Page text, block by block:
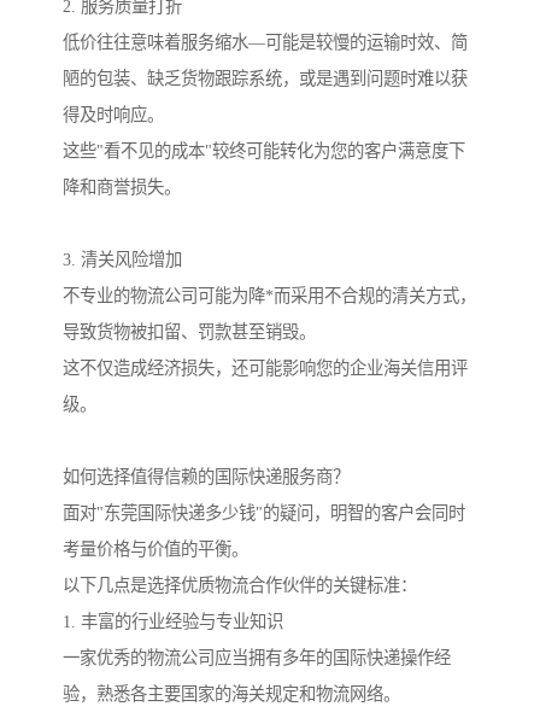
2. 服务质量打折
低价往往意味着服务缩水—可能是较慢的运输时效、简
陋的包装、缺乏货物跟踪系统，或是遇到问题时难以获
得及时响应。
这些"看不见的成本"较终可能转化为您的客户满意度下
降和商誉损失。
3. 清关风险增加
不专业的物流公司可能为降*而采用不合规的清关方式，
导致货物被扣留、罚款甚至销毁。
这不仅造成经济损失，还可能影响您的企业海关信用评
级。
如何选择值得信赖的国际快递服务商？
面对"东莞国际快递多少钱"的疑问，明智的客户会同时
考量价格与价值的平衡。
以下几点是选择优质物流合作伙伴的关键标准：
1. 丰富的行业经验与专业知识
一家优秀的物流公司应当拥有多年的国际快递操作经
验，熟悉各主要国家的海关规定和物流网络。